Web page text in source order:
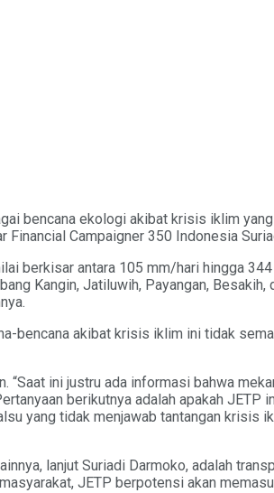
bencana ekologi akibat krisis iklim
Campaigner 350 Indonesia
berkisar antara 105 mm/hari hingga
Kangin, Jatiluwih, Payangan, Besakih,
akibat krisis iklim ini tidak
“Saat ini justru ada informasi bahwa
berikutnya adalah apakah JETP
yang tidak menjawab tantangan krisis
lanjut Suriadi Darmoko, adalah
JETP berpotensi akan